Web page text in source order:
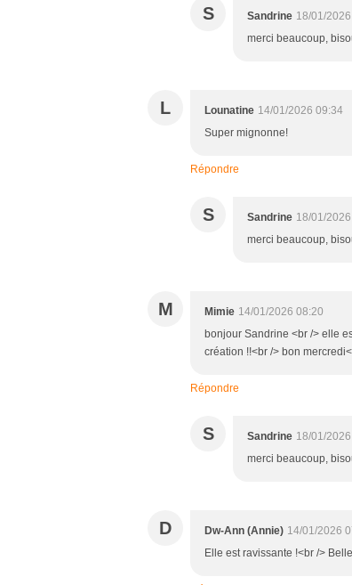
S Sandrine 18/01/
merci beaucoup,
L Lounatine 14/01/2026 09:34
Super mignonne!
Répondre
S Sandrine 18/01/
merci beaucoup,
M Mimie 14/01/2026 08:20
bonjour Sandrine <br /> elle
création !!<br /> bon
Répondre
S Sandrine 18/01/
merci beaucoup,
D Dw-Ann (Annie) 14/01/2026
Elle est ravissante !<br />